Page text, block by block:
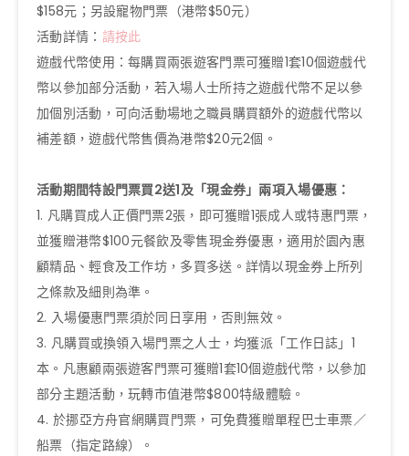
$158元；另設寵物門票（港幣$50元）
活動詳情： 請按此
遊戲代幣使用：每購買兩張遊客門票可獲贈1套10個遊戲代
幣以參加部分活動，若入場人士所持之遊戲代幣不足以參
加個別活動，可向活動場地之職員購買額外的遊戲代幣以
補差額，遊戲代幣售價為港幣$20元2個。
活動期間特設門票買2送1及「現金券」兩項入場優惠：
1. 凡購買成人正價門票2張，即可獲贈1張成人或特惠門票，
並獲贈港幣$100元餐飲及零售現金券優惠，適用於園內惠
顧精品、輕食及工作坊，多買多送。詳情以現金券上所列
之條款及細則為準。
2. 入場優惠門票須於同日享用，否則無效。
3. 凡購買或換領入場門票之人士，均獲派「工作日誌」1
本。凡惠顧兩張遊客門票可獲贈1套10個遊戲代幣，以參加
部分主題活動，玩轉市值港幣$800特級體驗。
4. 於挪亞方舟官網購買門票，可免費獲贈單程巴士車票／
船票（指定路線）。